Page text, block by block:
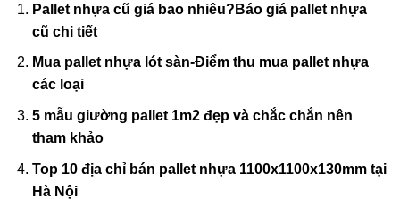
Pallet nhựa cũ giá bao nhiêu?Báo giá pallet nhựa
cũ chi tiết
Mua pallet nhựa lót sàn-Điểm thu mua pallet nhựa
các loại
5 mẫu giường pallet 1m2 đẹp và chắc chắn nên
tham khảo
Top 10 địa chỉ bán pallet nhựa 1100x1100x130mm tại
Hà Nội